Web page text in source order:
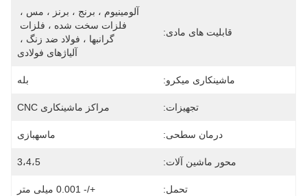
قابلیت های مادی:
آلیاژهای فولادی
ماشینکاری میکرو: بله
تجهیزات: مراکز ماشینکاری CNC
درمان سطحی: ماسهبازی
محور ماشین آلات: 3،4،5
تحمل: +/- 0.001 میلی متر